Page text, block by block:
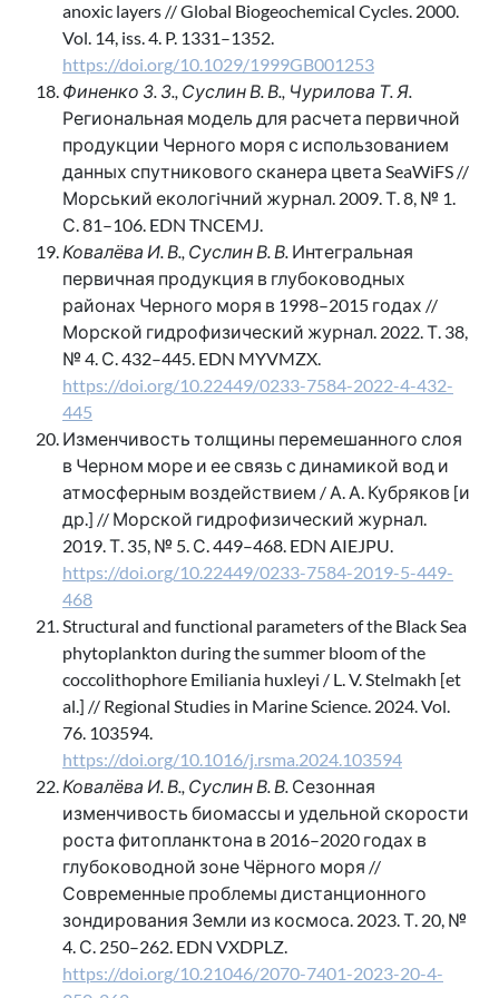
anoxic layers // Global Biogeochemical Cycles. 2000.
Vol. 14, iss. 4. P. 1331–1352.
https://doi.org/10.1029/1999GB001253
Финенко З. З., Суслин В. В., Чурилова Т. Я.
Региональная модель для расчета первичной
продукции Черного моря с использованием
данных спутникового сканера цвета SeaWiFS //
Морський екологiчний журнал. 2009. Т. 8, № 1.
С. 81–106. EDN TNCEMJ.
Ковалёва И. В., Суслин В. В. Интегральная
первичная продукция в глубоководных
районах Черного моря в 1998–2015 годах //
Морской гидрофизический журнал. 2022. Т. 38,
№ 4. С. 432–445. EDN MYVMZX.
https://doi.org/10.22449/0233-7584-2022-4-432-
445
Изменчивость толщины перемешанного слоя
в Черном море и ее связь с динамикой вод и
атмосферным воздействием / А. А. Кубряков [и
др.] // Морской гидрофизический журнал.
2019. Т. 35, № 5. С. 449–468. EDN AIEJPU.
https://doi.org/10.22449/0233-7584-2019-5-449-
468
Structural and functional parameters of the Black Sea
phytoplankton during the summer bloom of the
coccolithophore Emiliania huxleyi / L. V. Stelmakh [et
al.] // Regional Studies in Marine Science. 2024. Vol.
76. 103594.
https://doi.org/10.1016/j.rsma.2024.103594
Ковалёва И. В., Суслин В. В. Сезонная
изменчивость биомассы и удельной скорости
роста фитопланктона в 2016–2020 годах в
глубоководной зоне Чёрного моря //
Современные проблемы дистанционного
зондирования Земли из космоса. 2023. Т. 20, №
4. С. 250–262. EDN VXDPLZ.
https://doi.org/10.21046/2070-7401-2023-20-4-